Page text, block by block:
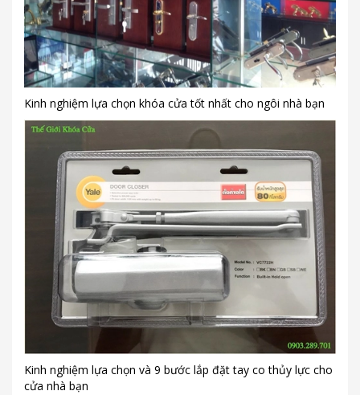
Kinh nghiệm lựa chọn khóa cửa tốt nhất cho ngôi nhà bạn
Kinh nghiệm lựa chọn và 9 bước lắp đặt tay co thủy lực cho
cửa nhà bạn